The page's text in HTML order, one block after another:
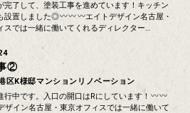
完了して、塗装工事を進めています！キッチン
設置しました◎
エイトデザイン名古屋・
スでは一緒に働いてくれるディレクター…
②
区K様邸マンションリノベーション
行中です。入口の開口はRにしています！
ザイン名古屋・東京オフィスでは一緒に働いて